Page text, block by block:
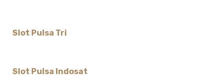
Slot Pulsa Tri
Slot Pulsa Indosat